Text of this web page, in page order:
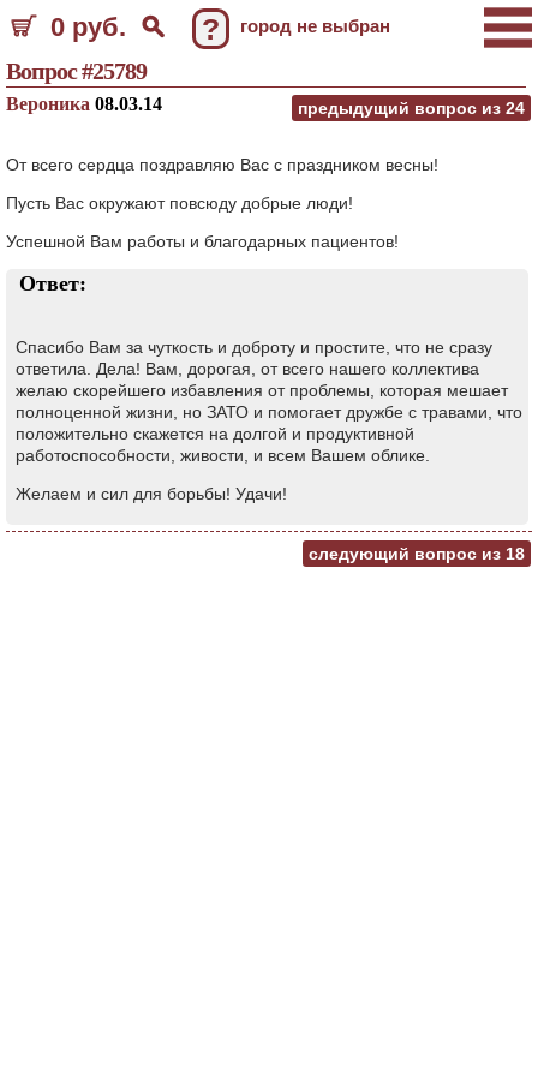
0 руб. ? город не выбран
Вопрос #25789
предыдущий вопрос из 24
Вероника 08.03.14
От всего сердца поздравляю Вас с праздником весны!
Пусть Вас окружают повсюду добрые люди!
Успешной Вам работы и благодарных пациентов!
Ответ:
Спасибо Вам за чуткость и доброту и простите, что не сразу
ответила. Дела! Вам, дорогая, от всего нашего коллектива
желаю скорейшего избавления от проблемы, которая мешает
полноценной жизни, но ЗАТО и помогает дружбе с травами, что
положительно скажется на долгой и продуктивной
работоспособности, живости, и всем Вашем облике.
Желаем и сил для борьбы! Удачи!
следующий вопрос из 18